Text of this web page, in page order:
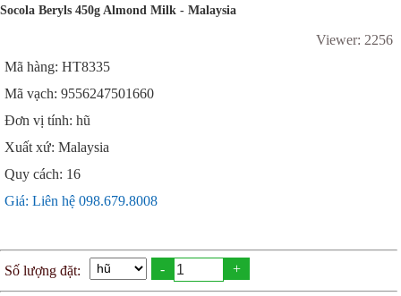
Socola Beryls 450g Almond Milk - Malaysia
Viewer: 2256
Mã hàng: HT8335
Mã vạch: 9556247501660
Đơn vị tính: hũ
Xuất xứ: Malaysia
Quy cách: 16
Giá: Liên hệ 098.679.8008
Số lượng đặt: - +